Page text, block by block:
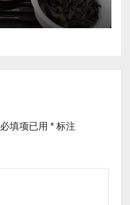
必填项已用 * 标注